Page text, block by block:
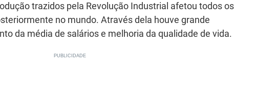
trazidos pela Revolução Industrial afetou todos os
no mundo. Através dela houve grande
da média de salários e melhoria da qualidade de vida.